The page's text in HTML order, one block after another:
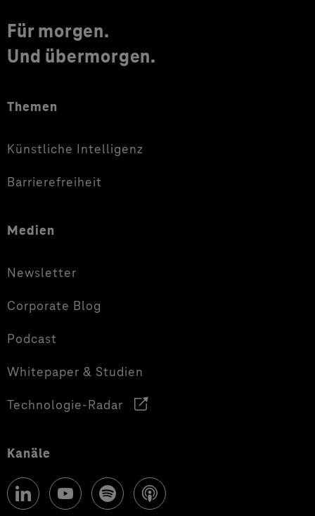
Für morgen.
Und übermorgen.
Themen
Künstliche Intelligenz
Barrierefreiheit
Medien
Newsletter
Corporate Blog
Podcast
Whitepaper & Studien
Technologie-Radar
Kanäle